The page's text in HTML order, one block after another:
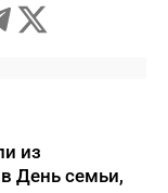
из
в День семьи,